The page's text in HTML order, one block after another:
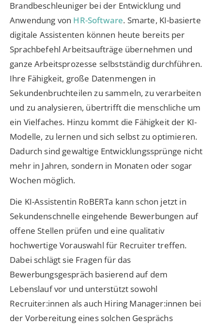
Brandbeschleuniger bei der Entwicklung und
Anwendung von HR-Software. Smarte, KI-basierte
digitale Assistenten können heute bereits per
Sprachbefehl Arbeitsaufträge übernehmen und
ganze Arbeitsprozesse selbstständig durchführen.
Ihre Fähigkeit, große Datenmengen in
Sekundenbruchteilen zu sammeln, zu verarbeiten
und zu analysieren, übertrifft die menschliche um
ein Vielfaches. Hinzu kommt die Fähigkeit der KI-
Modelle, zu lernen und sich selbst zu optimieren.
Dadurch sind gewaltige Entwicklungssprünge nicht
mehr in Jahren, sondern in Monaten oder sogar
Wochen möglich.
Die KI-Assistentin RoBERTa kann schon jetzt in
Sekundenschnelle eingehende Bewerbungen auf
offene Stellen prüfen und eine qualitativ
hochwertige Vorauswahl für Recruiter treffen.
Dabei schlägt sie Fragen für das
Bewerbungsgespräch basierend auf dem
Lebenslauf vor und unterstützt sowohl
Recruiter:innen als auch Hiring Manager:innen bei
der Vorbereitung eines solchen Gesprächs